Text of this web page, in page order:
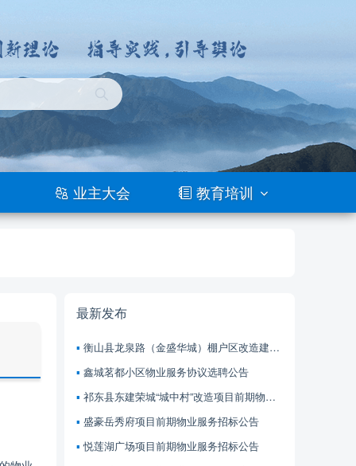
业主大会 教育培训
最新发布
衡山县龙泉路（金盛华城）棚户区改造建设项目 前期物业服务招标公告
鑫城茗都小区物业服务协议选聘公告
祁东县东建荣城“城中村”改造项目前期物业服务招标公告
盛豪岳秀府项目前期物业服务招标公告
悦莲湖广场项目前期物业服务招标公告